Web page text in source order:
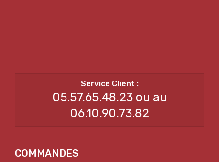
05.57.65.48.23 ou au
06.10.90.73.82
COMMANDES